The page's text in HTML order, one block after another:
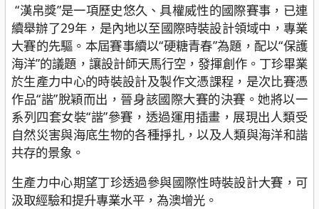
“漢帛獎”是一項歷史悠久、具權威性的國際賽事，已連
續舉辦了29年，是內地以至國際時裝設計領域中，專業
大賽的先驅。本屆賽事續以“硬糖青春”為題，配以“保護
海洋”的議題，讓設計師天馬行空，發揮創作。丁珍畢業
於生產力中心的時裝設計及製作文憑課程，是次比賽憑
作品“諧”脫穎而出，晉身該國際大賽的決賽。她將以一
系列四套女裝“諧”參賽，透過運用插畫，展現出人類受
自然災害與海底生物的各種掙扎，以及人類與海洋和諧
共存的景象。
生產力中心期望丁珍透過參與國際性時裝設計大賽，可
汲取經驗和提升專業水平，為澳增光。